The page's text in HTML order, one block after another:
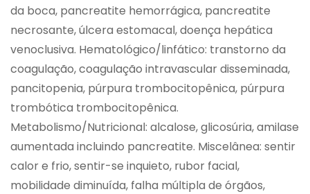
da boca, pancreatite hemorrágica, pancreatite
necrosante, úlcera estomacal, doença hepática
venoclusiva. Hematológico/linfático: transtorno da
coagulação, coagulação intravascular disseminada,
pancitopenia, púrpura trombocitopênica, púrpura
trombótica trombocitopênica.
Metabolismo/Nutricional: alcalose, glicosúria, amilase
aumentada incluindo pancreatite. Miscelânea: sentir
calor e frio, sentir-se inquieto, rubor facial,
mobilidade diminuída, falha múltipla de órgãos,